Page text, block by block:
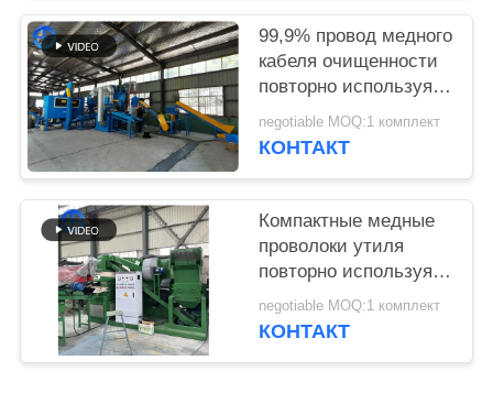
99,9% провод медного
кабеля очищенности
повторно используя
машину для проводов
400kg/h 0,1 до 20mm
negotiable MOQ:1 комплект
КОНТАКТ
Компактные медные
проволоки утиля
повторно используя
очищенность машины
20mm 300kg/H
negotiable MOQ:1 комплект
КОНТАКТ